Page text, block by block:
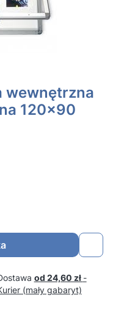
wewnętrzna
120x90
od 24,60 zł -
(mały gabaryt)